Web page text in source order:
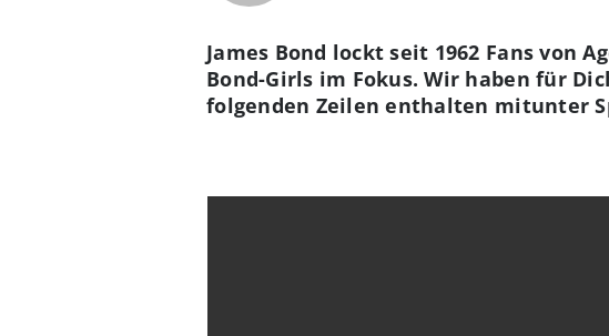
James Bond lockt seit 1962 Fans von
Bond-Girls im Fokus. Wir haben für
folgenden Zeilen enthalten mitunter